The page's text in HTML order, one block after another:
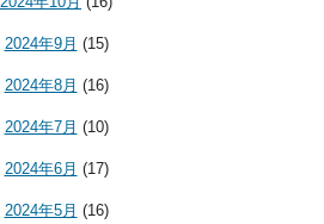
2024年9月 (15)
2024年8月 (16)
2024年7月 (10)
2024年6月 (17)
2024年5月 (16)